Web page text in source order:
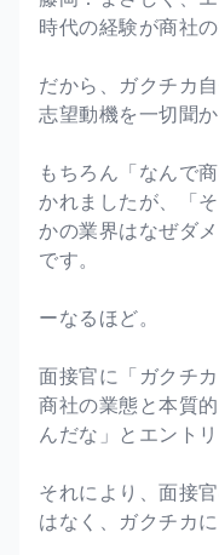
時代の経験が商社
だから、ガクチカ
志望動機を一切聞
もちろん「なんで
かれましたが、「
かの業界はなぜダ
です。
ーなるほど。
面接官に「ガクチ
商社の業態と本質
んだな」とエント
それにより、面接
はなく、ガクチカ